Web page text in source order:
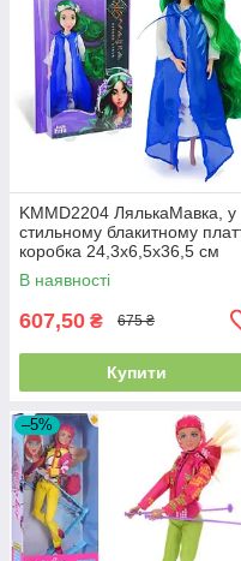
KMMD2204 ЛялькаМавка, у
стильному блакитному
коробка 24,3х6,5х36,5 см
В наявності
607,50 ₴ 675 ₴
Купити
–5%